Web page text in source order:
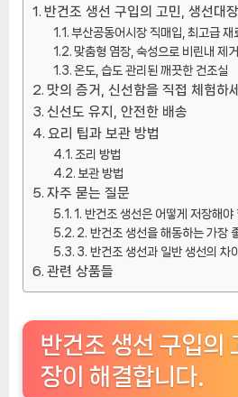
반건조 생선 구입의 고민, 생선대
부산공동어시장 직매입, 최고급 재
맞춤형 염장, 숙성으로 비린내 제거
온도, 습도 관리된 깨끗한 건조실
맛의 증거, 신선함을 직접 체험하
신선도 유지, 안전한 배송
요리 팁과 보관 방법
조리 방법
보관 방법
자주 묻는 질문
1. 반건조 생선은 어떻게 저장해야
2. 반건조 생선을 해동하는 가장
3. 반건조 생선과 일반 생선의 차
관련 상품들
반건조 생선 구입의
장이 해결합니다.